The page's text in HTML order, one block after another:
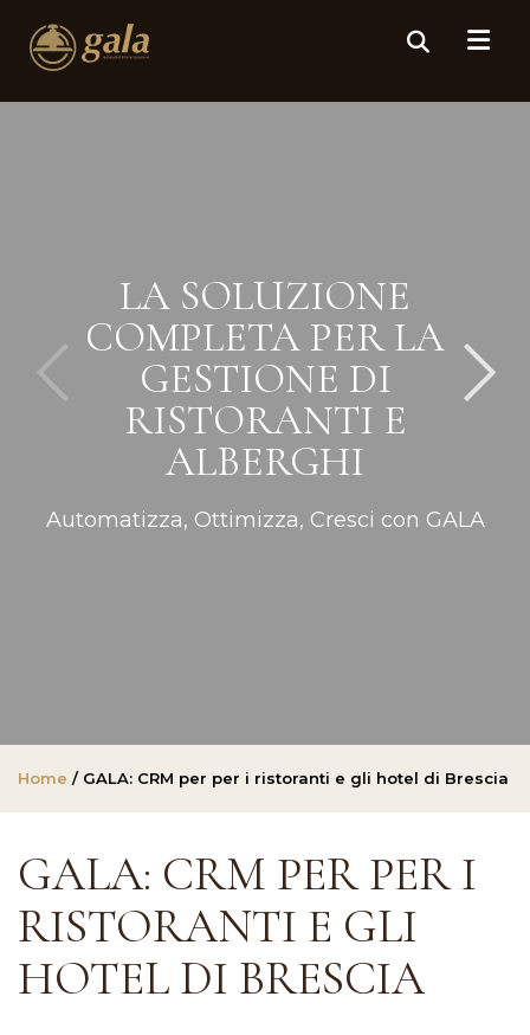
LA SOLUZIONE
COMPLETA PER LA
GESTIONE DI
RISTORANTI E
ALBERGHI
Automatizza, Ottimizza, Cresci con GALA
Home / GALA: CRM per per i ristoranti e gli hotel di Brescia
GALA: CRM PER PER I
RISTORANTI E GLI
HOTEL DI BRESCIA